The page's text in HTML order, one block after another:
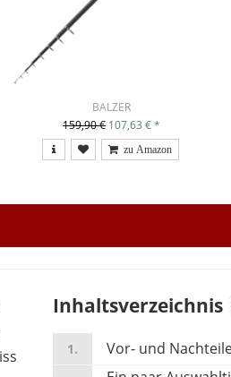
BALZER
159,90 € 107,63 €*
Inhaltsverzeichnis
Vor- und